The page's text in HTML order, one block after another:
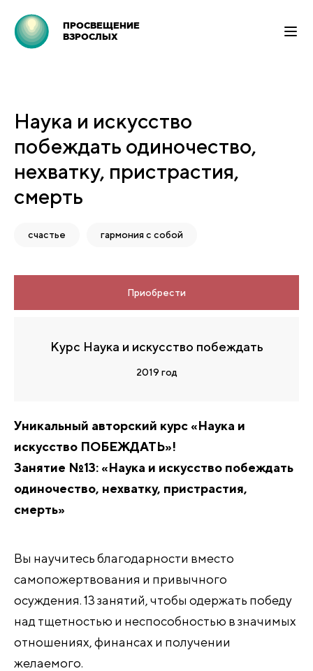
ПРОСВЕЩЕНИЕ
ВЗРОСЛЫХ
Наука и искусство
побеждать одиночество,
нехватку, пристрастия,
смерть
счастье гармония с собой
Приобрести
Курс Наука и искусство побеждать
2019 год
Уникальный авторский курс «Наука и
искусство ПОБЕЖДАТЬ»!
Занятие №13: «Наука и искусство побеждать
одиночество, нехватку, пристрастия,
смерть»
Вы научитесь благодарности вместо
самопожертвования и привычного
осуждения. 13 занятий, чтобы одержать победу
над тщетностью и неспособностью в значимых
отношениях, финансах и получении
желаемого.